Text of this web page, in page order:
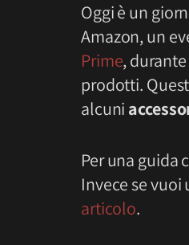
Oggi è un
Amazon, un
Prime,
prodotti.
alcuni
Per una guida
Invece se
articolo.